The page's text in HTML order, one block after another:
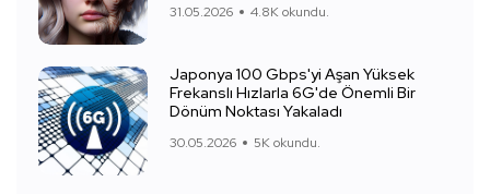
31.05.2026 4.8K okundu.
Japonya 100 Gbps'yi Aşan Yüksek
Frekanslı Hızlarla 6G'de Önemli Bir
Dönüm Noktası Yakaladı
30.05.2026 5K okundu.